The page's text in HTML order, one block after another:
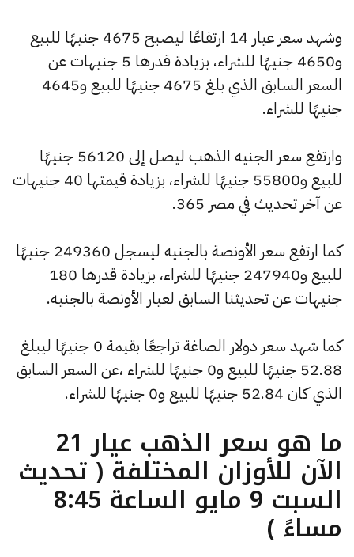
وشهد سعر عيار 14 ارتفاعًا ليصبح 4675 جنيهًا للبيع
و4650 جنيهًا للشراء، بزيادة قدرها 5 جنيهات عن
السعر السابق الذي بلغ 4675 جنيهًا للبيع و4645
جنيهًا للشراء.
وارتفع سعر الجنيه الذهب ليصل إلى 56120 جنيهًا
للبيع و55800 جنيهًا للشراء، بزيادة قيمتها 40 جنيهات
عن آخر تحديث في مصر 365.
كما ارتفع سعر الأونصة بالجنيه ليسجل 249360 جنيهًا
للبيع و247940 جنيهًا للشراء، بزيادة قدرها 180
جنيهات عن تحديثنا السابق لعيار الأونصة بالجنيه.
كما شهد سعر دولار الصاغة تراجعًا بقيمة 0 جنيهًا ليبلغ
52.88 جنيهًا للبيع و0 جنيهًا للشراء ،عن السعر السابق
الذي كان 52.84 جنيهًا للبيع و0 جنيهًا للشراء.
ما هو سعر الذهب عيار 21
الآن للأوزان المختلفة ( تحديث
السبت 9 مايو الساعة 8:45
مساءً )